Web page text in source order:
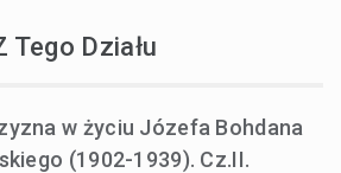
Tego Działu
w życiu Józefa Bohdana
(1902-1939). Cz.II.